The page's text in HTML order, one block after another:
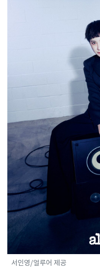
서인영/얼루어 제공